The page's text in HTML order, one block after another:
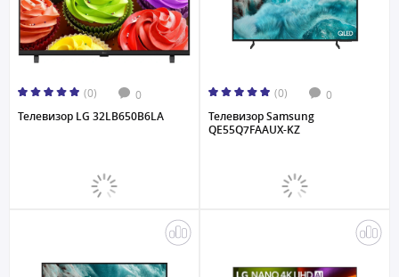
(0) 0
Телевизор LG 32LB650B6LA
(0) 0
Телевизор Samsung
QE55Q7FAAUX-KZ